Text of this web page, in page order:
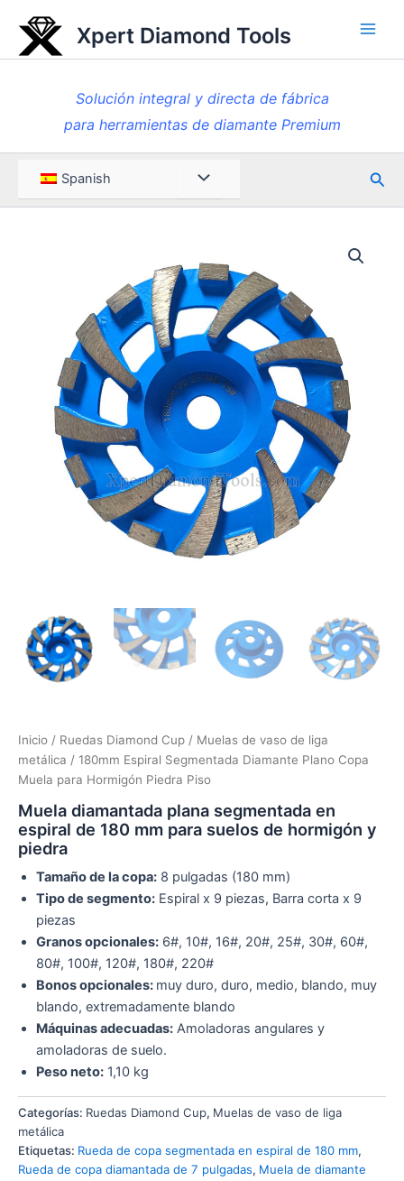
contenido
Xpert Diamond Tools
Solución integral y directa de fábrica
para herramientas de diamante Premium
Spanish Menú
Inicio / Ruedas Diamond Cup / Muelas de vaso de liga
metálica / 180mm Espiral Segmentada Diamante Plano Copa
Muela para Hormigón Piedra Piso
Muela diamantada plana segmentada en
espiral de 180 mm para suelos de hormigón y
piedra
Tamaño de la copa: 8 pulgadas (180 mm)
Tipo de segmento: Espiral x 9 piezas, Barra corta x 9
piezas
Granos opcionales: 6#, 10#, 16#, 20#, 25#, 30#, 60#,
80#, 100#, 120#, 180#, 220#
Bonos opcionales: muy duro, duro, medio, blando, muy
blando, extremadamente blando
Máquinas adecuadas: Amoladoras angulares y
amoladoras de suelo.
Peso neto: 1,10 kg
Categorías: Ruedas Diamond Cup, Muelas de vaso de liga
metálica
Etiquetas: Rueda de copa segmentada en espiral de 180 mm,
Rueda de copa diamantada de 7 pulgadas, Muela de diamante